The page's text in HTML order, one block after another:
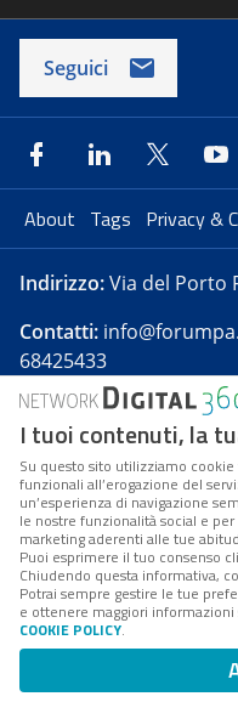
Seguici
About Tags Privacy &
Indirizzo:Via del Porto
Contatti:
68425433
Forumpa.itè una
presso Registro della
Reg. n. 182 del 2
FPA s.r.l. è
Coordinamento da
è un'azienda
Codice Fiscale/Partita
n.
I tuoi contenuti, la
Su questo sito utilizziamo
funzionali all’erogazione del
un’esperienza di navigazione
le nostre funzionalità social e
marketing aderenti alle tue
Puoi esprimere il tuo consenso
Chiudendo questa informativa,
Potrai sempre gestire le tue
e ottenere maggiori
COOKIE POLICY.